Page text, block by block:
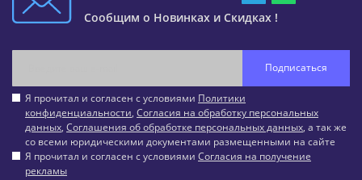
Сообщим о Новинках и Скидках !
Подписаться
Я прочитал и согласен с условиями Политики
конфиденциальности, Согласия на обработку персональных
данных, Соглашения об обработке персональных данных, а так же
со всеми юридическими документами размещенными на сайте
Я прочитал и согласен с условиями Согласия на получение
рекламы